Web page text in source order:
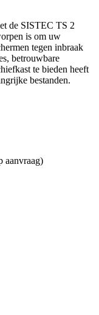
de SISTEC TS 2
is om uw
tegen inbraak
betrouwbare
te bieden heeft
bestanden.
aanvraag)